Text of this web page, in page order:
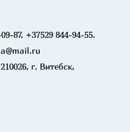
87, +37529 844-94-55.
г. Витебск,